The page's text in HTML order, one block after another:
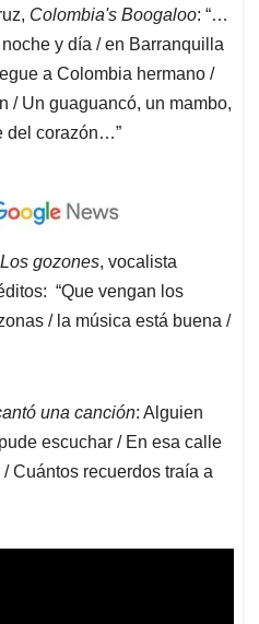
Colombia's Boogaloo: “…
y día / en Barranquilla
a Colombia hermano /
/ Un guaguancó, un mambo,
del corazón…”
Los gozones, vocalista
“Que vengan los
/ la música está buena /
una canción: Alguien
escuchar / En esa calle
Cuántos recuerdos traía a